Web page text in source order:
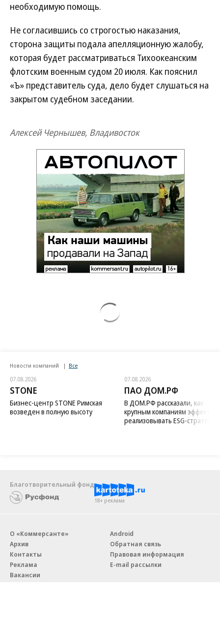
необходимую помощь.
Не согласившись со строгостью наказания,
сторона защиты подала апелляционную жалобу,
которая будет рассматриваться Тихоокеанским
флотским военным судом 20 июля. Как пояснил
«Ъ» представитель суда, дело будет слушаться на
закрытом судебном заседании.
Алексей Чернышев, Владивосток
Новости компаний Все
07.08.2026
STONE
Бизнес-центр STONE Римская
возведен в полную высоту
07.08.2026
ПАО ДОМ.РФ
В ДОМ.РФ рассказали, как
крупным компаниям
реализовывать ESG-стратегию
Благотворительный фонд
18+ реклама
О «Коммерсанте»
Архив
Контакты
Реклама
Вакансии
Android
Обратная связь
Правовая информация
E-mail рассылки